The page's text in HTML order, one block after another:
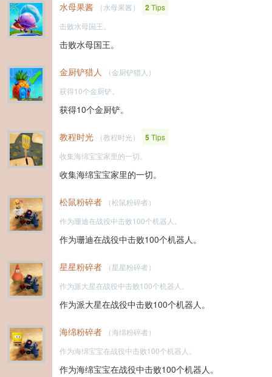
水母果酱 （水母果酱） 2Tips
击败水母国王。
击败水母国王。
金厨铲猎人
（金厨铲猎人）
获得10个金厨铲。
获得10个金厨铲。
教程时光 （教程时光） 5Tips
收集海绵宝宝家里的一切。
收集海绵宝宝家里的一切。
松鼠粉碎者
（松鼠粉碎者）
作为珊迪在战役中击败100个机器人。
作为珊迪在战役中击败100个机器人。
星星粉碎者
（星星粉碎者）
作为派大星在战役中击败100个机器人。
作为派大星在战役中击败100个机器人。
海绵粉碎者
（海绵粉碎者）
作为海绵宝宝在战役中击败100个机器人。
作为海绵宝宝在战役中击败100个机器人。